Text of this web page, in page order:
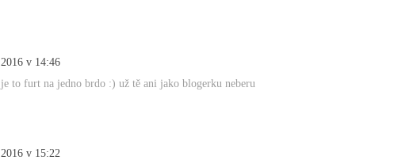
v 14:46
to furt na jedno brdo :) už tě ani jako blogerku neberu
v 15:22